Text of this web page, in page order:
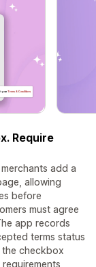
Require
add a
allowing
before
must agree
app records
terms status
the checkbox